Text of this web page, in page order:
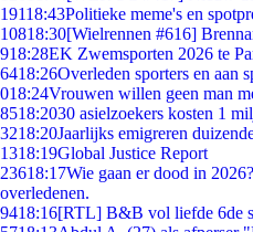
19118:43Politieke meme's en
10818:30[Wielrennen #616]
918:28EK Zwemsporten 2026 te
6418:26Overleden sporters en aan
018:24Vrouwen willen geen man
8518:2030 asielzoekers kosten 1
3218:20Jaarlijks emigreren
1318:19Global Justice Report
23618:17Wie gaan er dood in
overledenen.
9418:16[RTL] B&B vol liefde 6de